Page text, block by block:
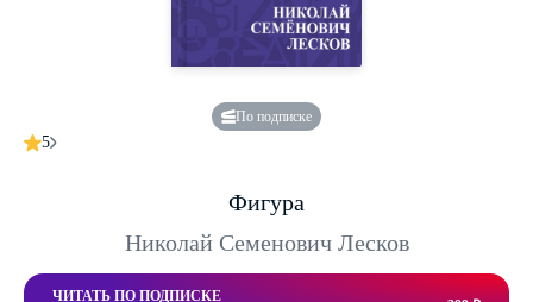
По подписке
5
Фигура
Николай Семенович Лесков
ЧИТАТЬ ПО ПОДПИСКЕ